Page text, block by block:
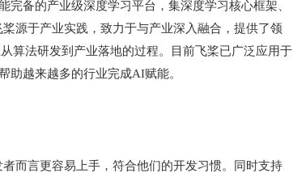
完备的产业级深度学习平台，集深度学习核心框架、
源于产业实践，致力于与产业深入融合，提供了领
算法研发到产业落地的过程。目前飞桨已广泛应用于
助越来越多的行业完成AI赋能。
而言更容易上手，符合他们的开发习惯。同时支持